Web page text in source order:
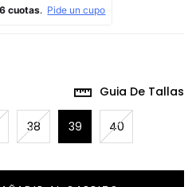
38 39 40
Guia De Tallas